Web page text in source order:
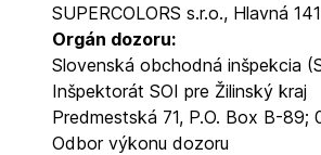
SUPERCOLORS s.r.o., Hlavná
Orgán dozoru:
Slovenská obchodná inšpekcia
Inšpektorát SOI pre Žilinský kraj
Predmestská 71, P.O. Box B-89;
Odbor výkonu dozoru